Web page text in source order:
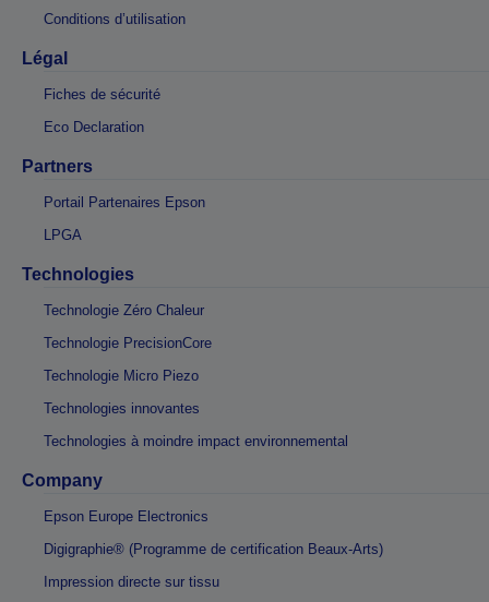
Conditions d’utilisation
Légal
Fiches de sécurité
Eco Declaration
Partners
Portail Partenaires Epson
LPGA
Technologies
Technologie Zéro Chaleur
Technologie PrecisionCore
Technologie Micro Piezo
Technologies innovantes
Technologies à moindre impact environnemental
Company
Epson Europe Electronics
Digigraphie® (Programme de certification Beaux-Arts)
Impression directe sur tissu